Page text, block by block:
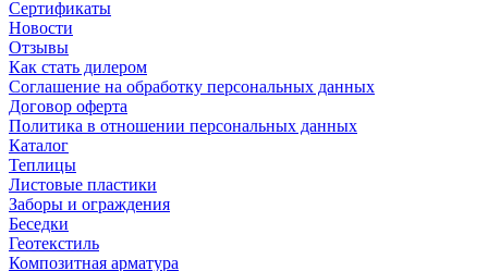
Сертификаты
Новости
Отзывы
Как стать дилером
Соглашение на обработку персональных данных
Договор оферта
Политика в отношении персональных данных
Каталог
Теплицы
Листовые пластики
Заборы и ограждения
Беседки
Геотекстиль
Композитная арматура